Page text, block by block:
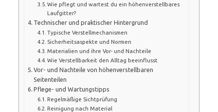
Wie pflegt und wartest du ein höhenverstellbares
Laufgitter?
Technischer und praktischer Hintergrund
Typische Verstellmechanismen
Sicherheitsaspekte und Normen
Materialien und ihre Vor- und Nachteile
Wie Verstellbarkeit den Alltag beeinflusst
Vor- und Nachteile von höhenverstellbaren
Seitenteilen
Pflege- und Wartungstipps
Regelmäßige Sichtprüfung
Reinigung nach Material